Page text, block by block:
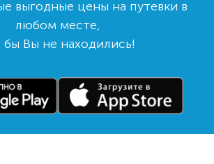
выгодные цены на путевки в
любом месте,
бы Вы не находились!